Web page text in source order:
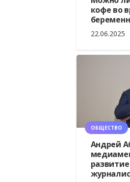
кофе во
22.06.2025
ОБЩЕСТВО
Андрей